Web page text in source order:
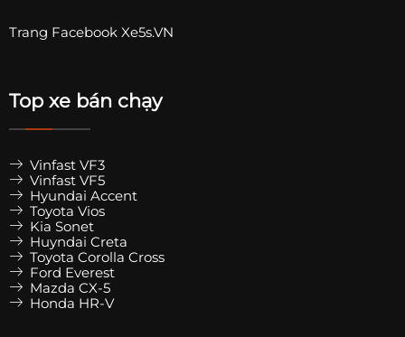
Trang Facebook Xe5s.VN
Top xe bán chạy
Vinfast VF3
Vinfast VF5
Hyundai Accent
Toyota Vios
Kia Sonet
Huyndai Creta
Toyota Corolla Cross
Ford Everest
Mazda CX-5
Honda HR-V